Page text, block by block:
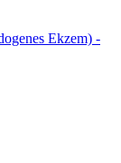
Ekzem) -